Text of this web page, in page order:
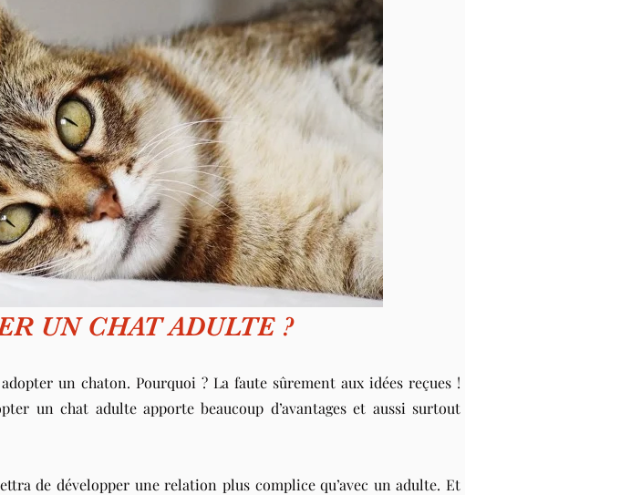
UN CHAT ADULTE ?
un chaton. Pourquoi ? La faute sûrement aux idées reçues !
un chat adulte apporte beaucoup d’avantages et aussi surtout
de développer une relation plus complice qu’avec un adulte. Et